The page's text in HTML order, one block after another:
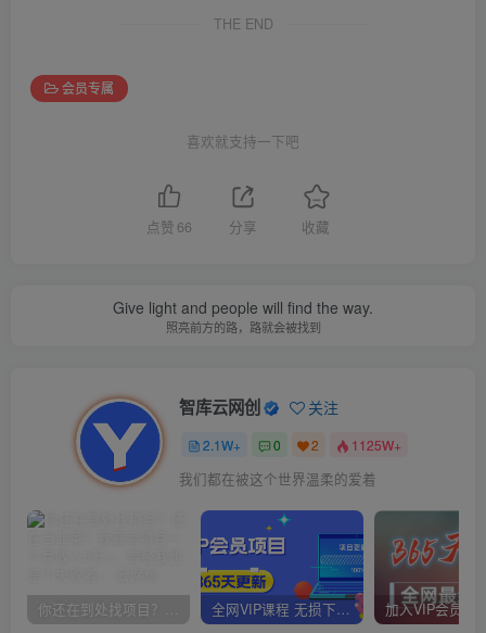
THE END
会员专属
喜欢就支持一下吧
点赞 66 分享 收藏
Give light and people will find the way.
照亮前方的路，路就会被找到
智库云网创 关注
2.1W+ 0 2 1125W+
我们都在被这个世界温柔的爱着
你还在到处找项目？还在当韭菜？我靠卖项目一个月收入5万+，曾经我也是个失败者。 全网VIP课程 无损下载~